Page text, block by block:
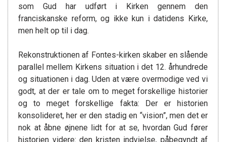
som Gud har udført i Kirken gennem den
franciskanske reform, og ikke kun i datidens Kirke,
men helt op til i dag.
Rekonstruktionen af Fontes-kirken skaber en slående
parallel mellem Kirkens situation i det 12. århundrede
og situationen i dag. Uden at være overmodige ved vi
godt, at der er tale om to meget forskellige historier
og to meget forskellige fakta: Der er historien
konsolideret, her er den stadig en “vision”, men det er
nok at åbne øjnene lidt for at se, hvordan Gud fører
historien videre: den kristen indvielse, påbegyndt af